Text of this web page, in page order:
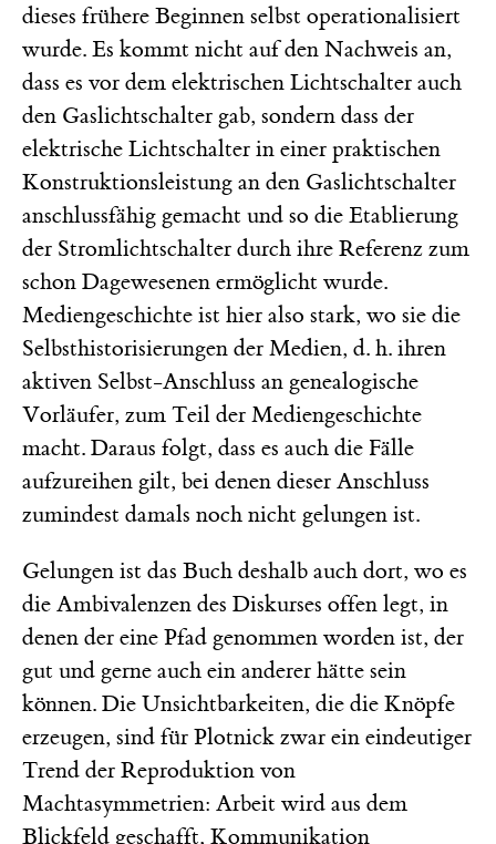
dieses frühere Beginnen selbst operationalisiert
wurde. Es kommt nicht auf den Nachweis an,
dass es vor dem elektrischen Lichtschalter auch
den Gaslichtschalter gab, sondern dass der
elektrische Lichtschalter in einer praktischen
Konstruktionsleistung an den Gaslichtschalter
anschlussfähig gemacht und so die Etablierung
der Stromlichtschalter durch ihre Referenz zum
schon Dagewesenen ermöglicht wurde.
Mediengeschichte ist hier also stark, wo sie die
Selbsthistorisierungen der Medien, d. h. ihren
aktiven Selbst-Anschluss an genealogische
Vorläufer, zum Teil der Mediengeschichte
macht. Daraus folgt, dass es auch die Fälle
aufzureihen gilt, bei denen dieser Anschluss
zumindest damals noch nicht gelungen ist.
Gelungen ist das Buch deshalb auch dort, wo es
die Ambivalenzen des Diskurses offen legt, in
denen der eine Pfad genommen worden ist, der
gut und gerne auch ein anderer hätte sein
können. Die Unsichtbarkeiten, die die Knöpfe
erzeugen, sind für Plotnick zwar ein eindeutiger
Trend der Reproduktion von
Machtasymmetrien: Arbeit wird aus dem
Blickfeld geschafft, Kommunikation